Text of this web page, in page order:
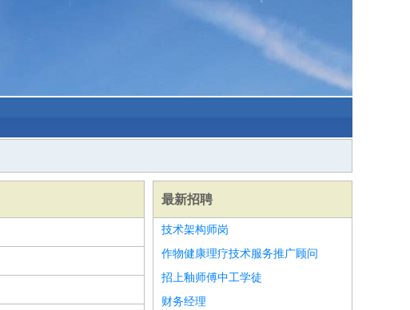
最新招聘
技术架构师岗
作物健康理疗技术服务推广顾问
招上釉师傅中工学徒
财务经理